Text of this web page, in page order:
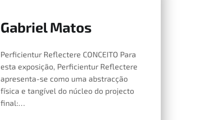
Gabriel Matos
Perficientur Reflectere CONCEITO Para
esta exposição, Perficientur Reflectere
apresenta-se como uma abstracção
física e tangível do núcleo do projecto
final:…
14 de Maio, 2026